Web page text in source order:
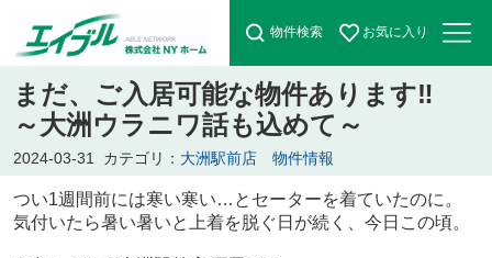
物件検索 お気に入り
まだ、ご入居可能な物件あります‼
～大洲ウラニワ話も込めて～
2024-03-31 カテゴリ： 大洲駅前店 物件情報
つい1週間前には寒い寒い…とセーターを着ていたのに。
気付いたら暑い暑いと上着を脱ぐ日が続く、今日この頃。